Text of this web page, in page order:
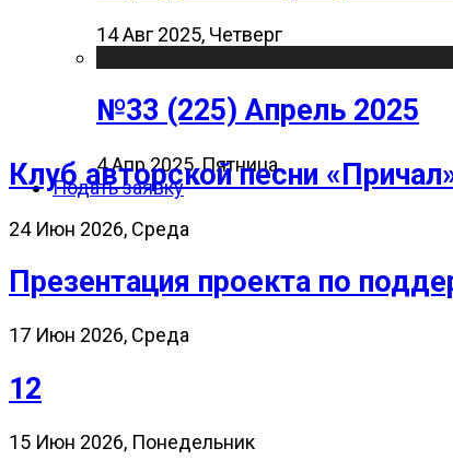
14 Авг 2025, Четверг
№33 (225) Апрель 2025
4 Апр 2025, Пятница
Подать заявку
Клуб авторской песни
24 Июн 2026, Среда
Презентация проекта по
17 Июн 2026, Среда
12
15 Июн 2026, Понедельник